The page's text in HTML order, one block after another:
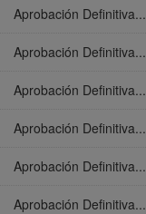
Aprobación Definitiva...
Aprobación Definitiva...
Aprobación Definitiva...
Aprobación Definitiva...
Aprobación Definitiva...
Aprobación Definitiva...